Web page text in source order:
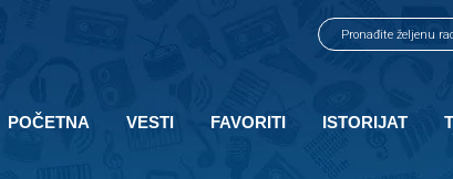
POČETNA VESTI FAVORITI ISTORIJAT